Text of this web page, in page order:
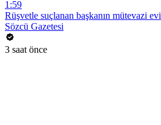
1:59
Rüşvetle suçlanan başkanın mütevazi evi
Sözcü Gazetesi
3 saat önce